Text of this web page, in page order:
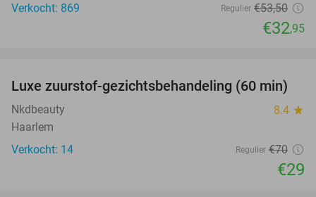
Verkocht: 869
Regulier €53,50
€32,95
59%
Luxe zuurstof-gezichtsbehandeling (60 min)
Nkdbeauty 8.4 star
Haarlem
Verkocht: 14
Regulier €70
€29